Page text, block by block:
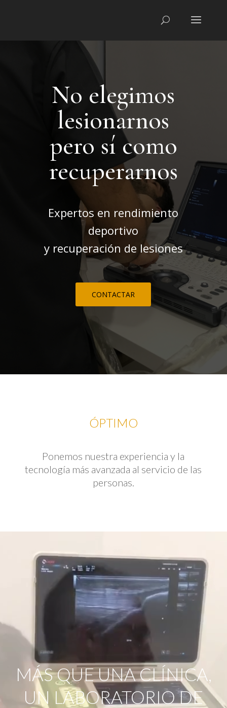
No elegimos
lesionarnos
pero sí como
recuperarnos
Expertos en rendimiento
deportivo
y recuperación de lesiones
CONTACTAR
ÓPTIMO
Ponemos nuestra experiencia y la
tecnología más avanzada al servicio de las
personas.
MÁS QUE UNA CLÍNICA,
UN LABORATORIO DE